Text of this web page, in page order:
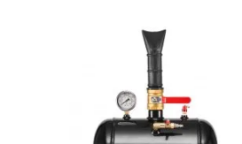
Nuestro tapacubos cuenta
el contacto con los